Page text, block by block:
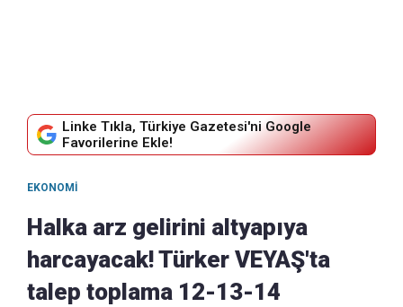
Linke Tıkla, Türkiye Gazetesi'ni Google
Favorilerine Ekle!
EKONOMI
Halka arz gelirini altyapıya
harcayacak! Türker VEYAŞ'ta
talep toplama 12-13-14